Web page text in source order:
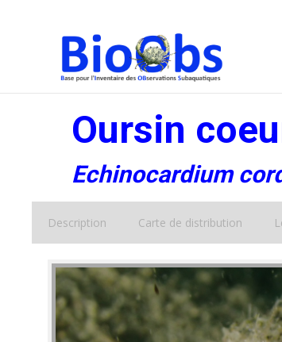
Oursin
Echinocardium
Description Carte de distribution